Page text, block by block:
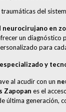
traumáticas del
neurocirujano en
un diagnóstico
para
y
al acudir con un
Zapopan es el
última generación,